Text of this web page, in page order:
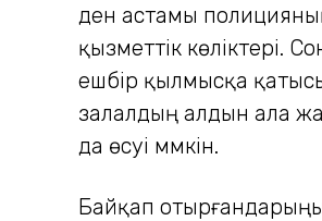
ден астамы
қызметтік көліктері.
ешбір қылмысқа
залалдың алдын ала
да өсуі мүмкін.
Байқап